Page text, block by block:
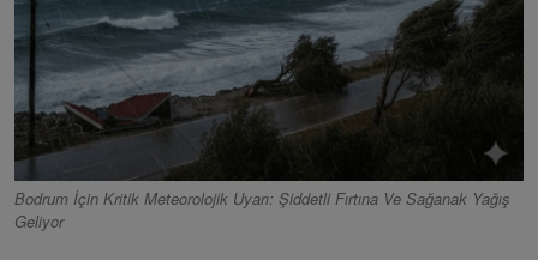
Bodrum İçin Kritik Meteorolojik Uyarı: Şiddetli Fırtına Ve Sağanak Yağış
Geliyor